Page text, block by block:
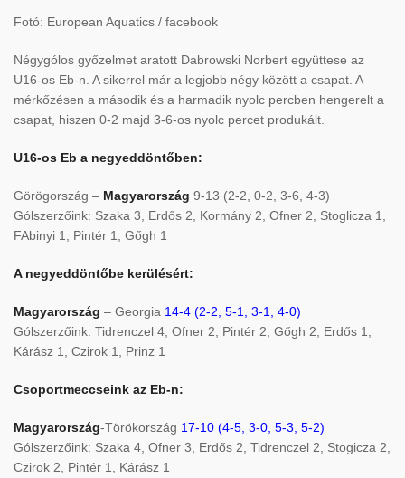
Fotó: European Aquatics / facebook
Négygólos győzelmet aratott Dabrowski Norbert együttese az
U16-os Eb-n. A sikerrel már a legjobb négy között a csapat. A
mérkőzésen a második és a harmadik nyolc percben hengerelt a
csapat, hiszen 0-2 majd 3-6-os nyolc percet produkált.
U16-os Eb a negyeddöntőben:
Görögország – Magyarország 9-13 (2-2, 0-2, 3-6, 4-3)
Gólszerzőink: Szaka 3, Erdős 2, Kormány 2, Ofner 2, Stoglicza 1,
FAbinyi 1, Pintér 1, Gőgh 1
A negyeddöntőbe kerülésért:
Magyarország – Georgia 14-4 (2-2, 5-1, 3-1, 4-0)
Gólszerzőink: Tidrenczel 4, Ofner 2, Pintér 2, Gőgh 2, Erdős 1,
Kárász 1, Czirok 1, Prinz 1
Csoportmeccseink az Eb-n:
Magyarország-Törökország 17-10 (4-5, 3-0, 5-3, 5-2)
Gólszerzőink: Szaka 4, Ofner 3, Erdős 2, Tidrenczel 2, Stogicza 2,
Czirok 2, Pintér 1, Kárász 1